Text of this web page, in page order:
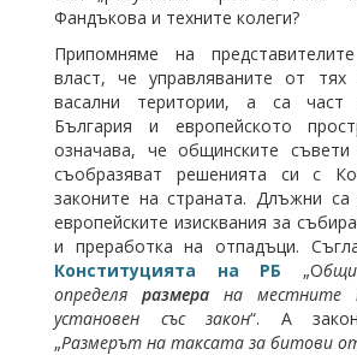
Фандъкова и техните колеги?
Припомняме на
власт, че управляваните от
васални територии, а са част
България и европейското
означава, че общинските
съобразяват решенията си с
законите на страната. Длъжни са
европейските изисквания за
и преработка на отпадъци.
Конституцията на РБ „О
определя размера на местните
установен със закон“. А
„Размерът на таксата за битови